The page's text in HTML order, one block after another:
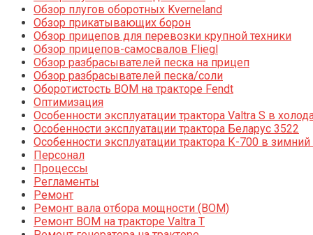
Обзор плугов оборотных Kverneland
Обзор прикатывающих борон
Обзор прицепов для перевозки крупной техники
Обзор прицепов-самосвалов Fliegl
Обзор разбрасывателей песка на прицеп
Обзор разбрасывателей песка/соли
Оборотистость ВОМ на тракторе Fendt
Оптимизация
Особенности эксплуатации трактора Valtra S в
Особенности эксплуатации трактора Беларус 3522
Особенности эксплуатации трактора К-700 в
Персонал
Процессы
Регламенты
Ремонт
Ремонт вала отбора мощности (ВОМ)
Ремонт ВОМ на тракторе Valtra T